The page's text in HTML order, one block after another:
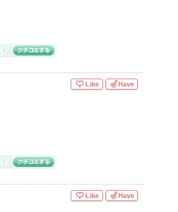
Like Have
Like Have